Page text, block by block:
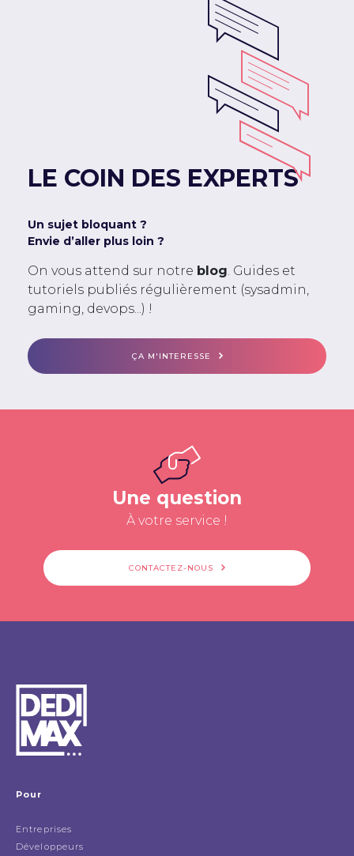
LE COIN DES EXPERTS
Un sujet bloquant ?
Envie d’aller plus loin ?
On vous attend sur notre blog . Guides et
tutoriels publiés régulièrement (sysadmin,
gaming, devops...) !
ÇA M'INTERESSE
Une question
À votre service !
CONTACTEZ-NOUS
Pour
Entreprises
Développeurs